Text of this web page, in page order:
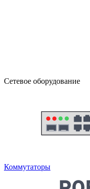
Сетевое оборудование
Коммутаторы